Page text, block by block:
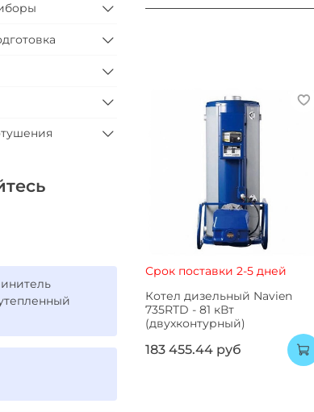
Срок поставки 2-5 дней
Котел дизельный Navien
735RTD - 81 кВт
(двухконтурный)
183 455.44 руб